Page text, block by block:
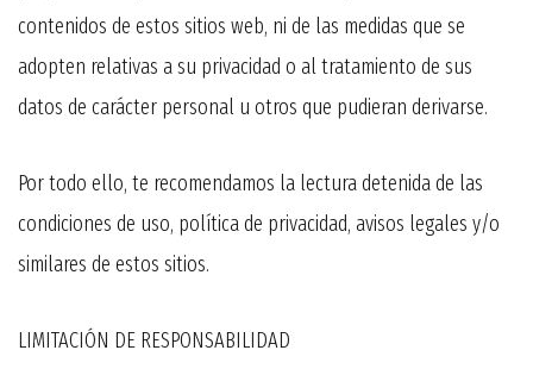
contenidos de estos sitios web, ni de las medidas que se
adopten relativas a su privacidad o al tratamiento de sus
datos de carácter personal u otros que pudieran derivarse.
Por todo ello, te recomendamos la lectura detenida de las
condiciones de uso, política de privacidad, avisos legales y/o
similares de estos sitios.
LIMITACIÓN DE RESPONSABILIDAD